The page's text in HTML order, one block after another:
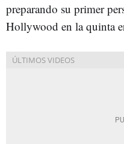
preparando su primer
Hollywood en la quinta